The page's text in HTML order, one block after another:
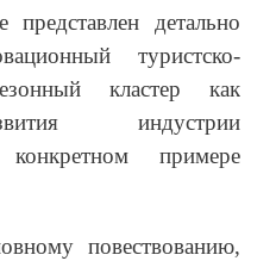
детально
туристско-
кластер как
индустрии
примере
повествованию,